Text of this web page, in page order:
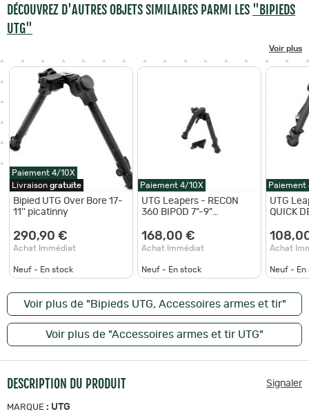
DÉCOUVREZ D'AUTRES OBJETS SIMILAIRES PARMI LES "BIPIEDS
UTG"
Voir plus
Paiement 4/10X
Livraison gratuite
Bipied UTG Over Bore 17-
11'' picatinny
290,90 €
Achat Immédiat
Neuf - En stock
Paiement 4/10X
UTG Leapers - RECON
360 BIPOD 7"-9"
168,00 €
Achat Immédiat
Neuf - En stock
Paiement
UTG
QUICK
Achat
Neuf - En
Voir plus de "Bipieds UTG, Accessoires armes et tir"
Voir plus de "Accessoires armes et tir UTG"
DESCRIPTION DU PRODUIT Signaler
MARQUE : UTG